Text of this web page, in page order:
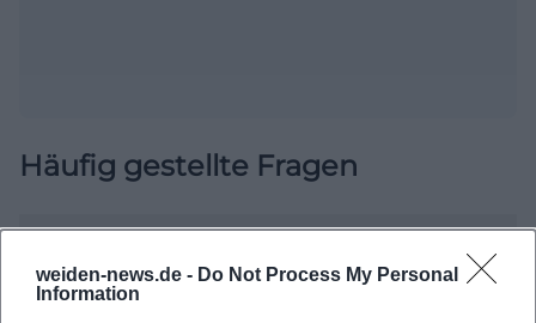
weiden-news.de - Do Not Process My Personal
Information
Häufig gestellte Fragen
statt?